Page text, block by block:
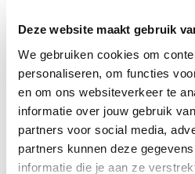
Deze website maakt gebruik
We gebruiken cookies om
personaliseren, om functies
en om ons websiteverkeer te
informatie over jouw gebruik
partners voor social media,
partners kunnen deze
informatie die je aan ze
02-02-2019
1 minuut
THEMA